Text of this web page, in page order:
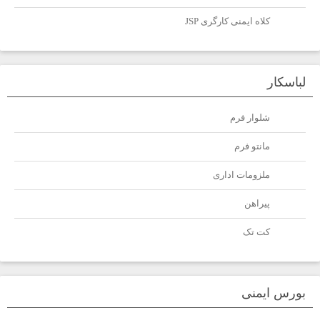
کلاه ایمنی کارگری JSP
لباسکار
شلوار فرم
مانتو فرم
ملزومات اداری
پیراهن
کت تک
بورس ایمنی